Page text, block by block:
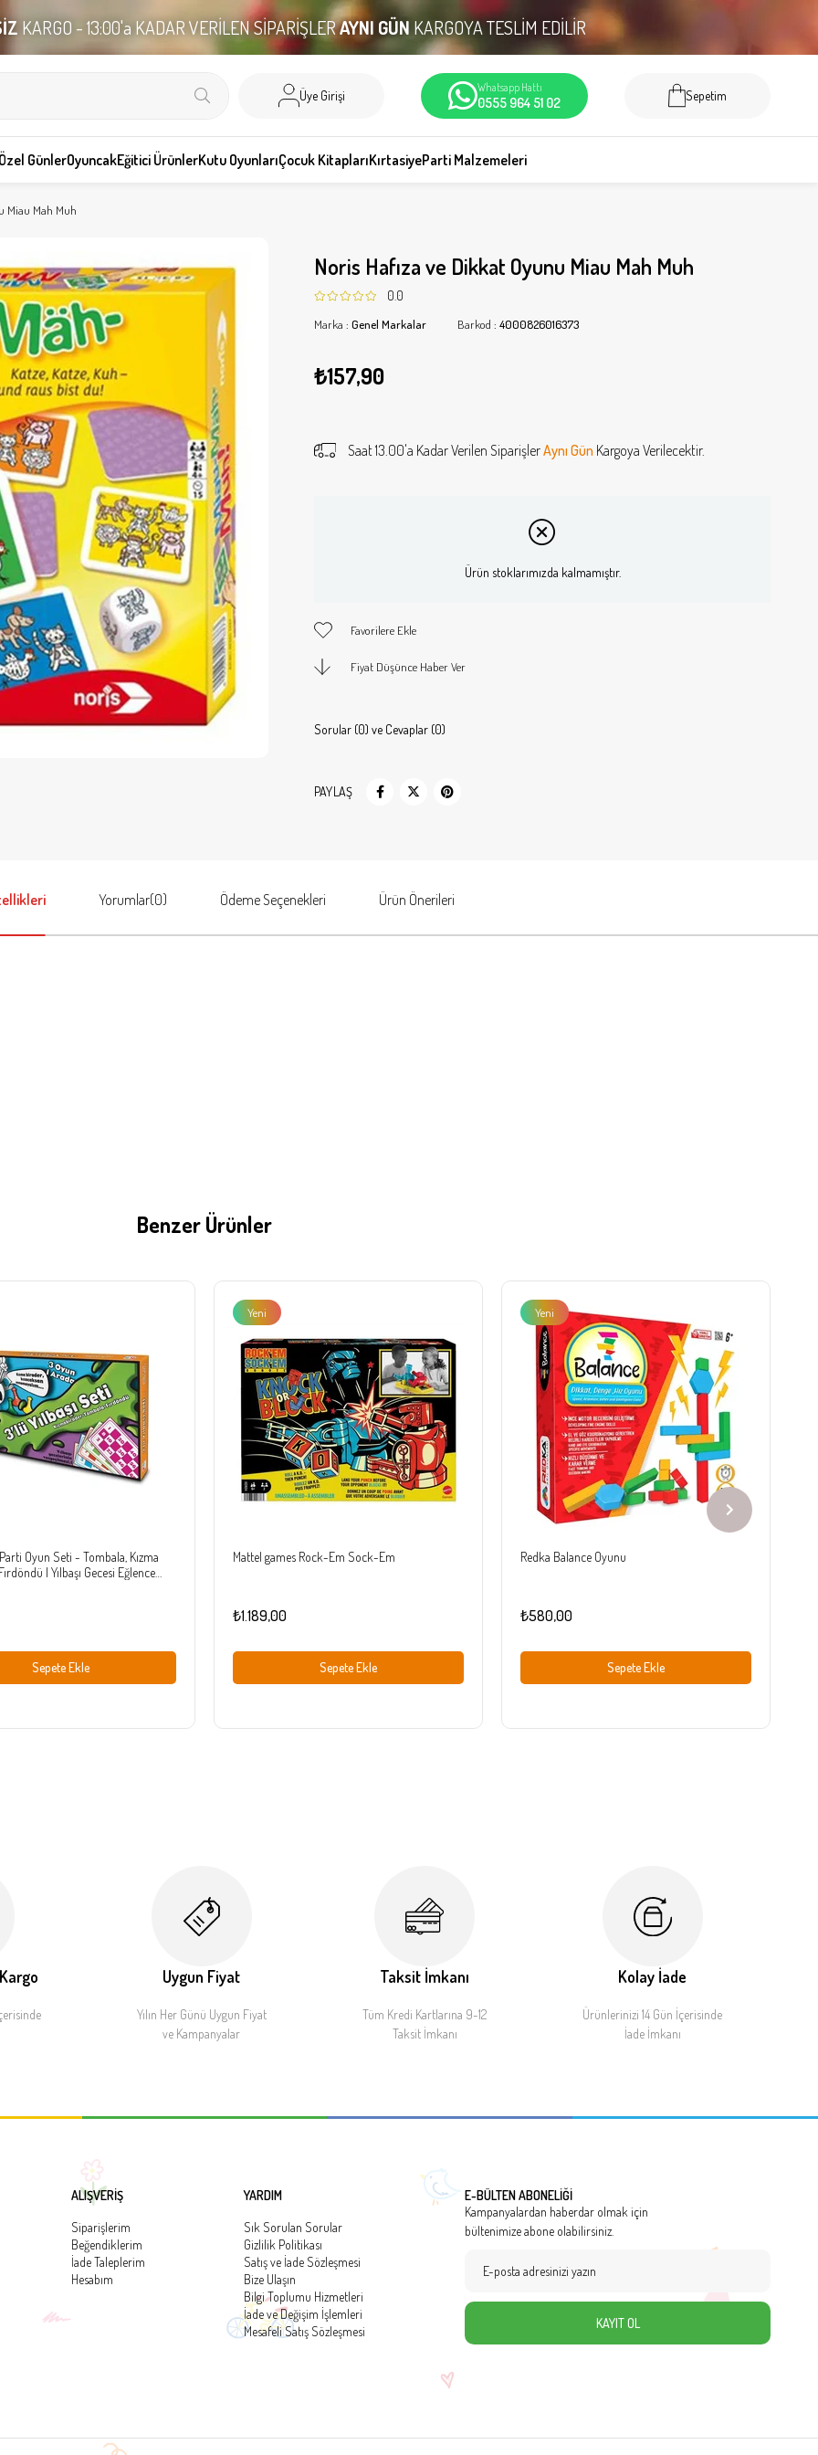
KARGO - 13:00'a KADAR VERİLEN SİPARİŞLERAYNI GÜN KARGOYA TESLİM EDİLİR
Üye Girişi
Whatsapp Hattı
0555 964 51 02 Sepetim
Özel GünlerOyuncakEğitici ÜrünlerKutu OyunlarıÇocuk KitaplarıKırtasiyeParti Malzemeleri
Miau Mah Muh
Noris Hafıza ve Dikkat Oyunu Miau Mah Muh
0.0
Marka : Genel Markalar Barkod : 4000826016373
₺157,90
Saat 13.00'a Kadar Verilen SiparişlerAynı Gün Kargoya Verilecektir.
Ürün stoklarımızda kalmamıştır.
Favorilere Ekle
Fiyat Düşünce Haber Ver
Sorular (0) ve Cevaplar (0)
PAYLAŞ
Yorumlar(0) Ödeme Seçenekleri Ürün Önerileri
Benzer Ürünler
Oyun Seti - Tombala, Kızma
| Yılbaşı Gecesi Eğlence
Sepete Ekle
Mattel games Rock-Em Sock-Em
₺1.189,00
Sepete Ekle
Yeni
Ürün
Redka Balance Oyunu
₺580,00
Sepete Ekle
Yeni
Ürün
Uygun Fiyat
Yılın Her Günü Uygun Fiyat
ve Kampanyalar
Taksit İmkanı
Tüm Kredi Kartlarına 9-12
Taksit İmkanı
Kolay İade
Ürünlerinizi 14 Gün İçerisinde
İade İmkanı
ALIŞVERİŞ
Siparişlerim
Beğendiklerim
İade Taleplerim
Hesabım
YARDIM
Sık Sorulan Sorular
Gizlilik Politikası
Satış ve İade Sözleşmesi
Bize Ulaşın
Bilgi Toplumu Hizmetleri
İade ve Değişim İşlemleri
Mesafeli Satış Sözleşmesi
E-BÜLTEN ABONELİĞİ
Kampanyalardan haberdar olmak için
bültenimize abone olabilirsiniz.
KAYIT OL